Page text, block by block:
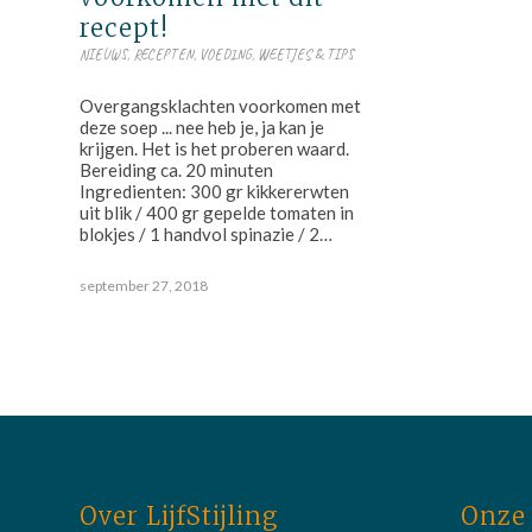
recept!
NIEUWS, RECEPTEN, VOEDING, WEETJES & TIPS
Overgangsklachten voorkomen met
deze soep ... nee heb je, ja kan je
krijgen. Het is het proberen waard.
Bereiding ca. 20 minuten
Ingredienten: 300 gr kikkererwten
uit blik / 400 gr gepelde tomaten in
blokjes / 1 handvol spinazie / 2…
september 27, 2018
Over LijfStijling